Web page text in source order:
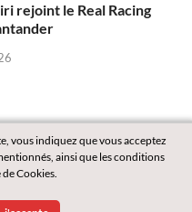
rejoint le Real Racing
vous indiquez que vous acceptez
ainsi que les conditions
Cookies.